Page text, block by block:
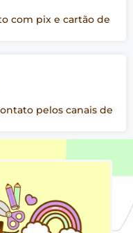
com pix e cartão de
pelos canais de